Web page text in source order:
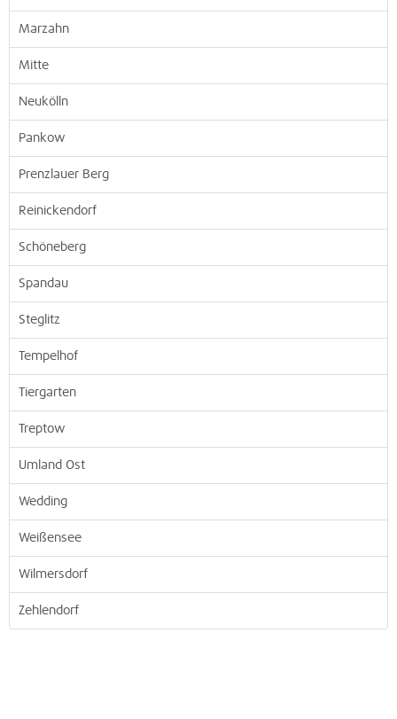
Marzahn
Mitte
Neukölln
Pankow
Prenzlauer Berg
Reinickendorf
Schöneberg
Spandau
Steglitz
Tempelhof
Tiergarten
Treptow
Umland Ost
Wedding
Weißensee
Wilmersdorf
Zehlendorf